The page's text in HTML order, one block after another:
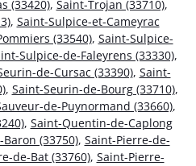
(33420), Saint-Trojan (33710),
, Saint-Sulpice-et-Cameyrac
(33540), Saint-Sulpice-
Sulpice-de-Faleyrens (33330),
de-Cursac (33390), Saint-
, Saint-Seurin-de-Bourg (33710),
de-Puynormand (33660),
, Saint-Quentin-de-Caplong
(33750), Saint-Pierre-de-
de-Bat (33760), Saint-Pierre-